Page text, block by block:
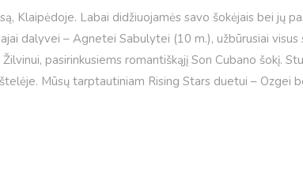
Klaipėdoje. Labai didžiuojamės savo šokėjais bei jų
dalyvei – Agnetei Sabulytei (10 m.), užbūrusiai
pasirinkusiems romantiškąjį Son Cubano šokį.
Mūsų tarptautiniam Rising Stars duetui – Ozgei